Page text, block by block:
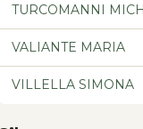
TURCOMANNI
VALIANTE MARIA
VILLELLA SIMONA